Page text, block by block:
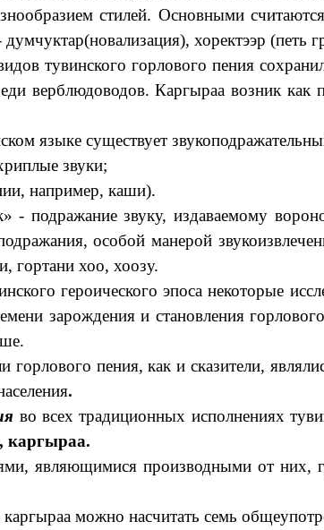
стилей. Основными
думчуктар(новализация), хоректээр (петь
тувинского горлового пения
верблюдоводов. Каргыраа возник
языке существует
звуки;
например, каши).
- подражание звуку, издаваемому
особой манерой
гортани хоо, хоозу.
героического эпоса некоторые
зарождения и становления
горлового пения, как и сказители,
.
во всех традиционных исполнениях
каргыраа.
являющимися производными от них,
можно насчитать семь